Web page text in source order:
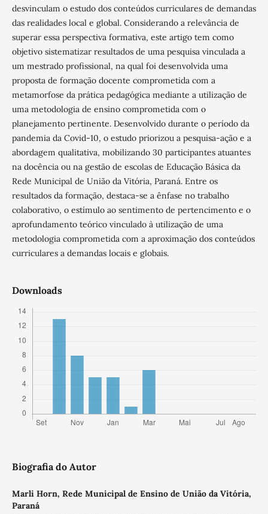
desvinculam o estudo dos conteúdos curriculares de demandas
das realidades local e global. Considerando a relevância de
superar essa perspectiva formativa, este artigo tem como
objetivo sistematizar resultados de uma pesquisa vinculada a
um mestrado profissional, na qual foi desenvolvida uma
proposta de formação docente comprometida com a
metamorfose da prática pedagógica mediante a utilização de
uma metodologia de ensino comprometida com o
planejamento pertinente. Desenvolvido durante o período da
pandemia da Covid-10, o estudo priorizou a pesquisa-ação e a
abordagem qualitativa, mobilizando 30 participantes atuantes
na docência ou na gestão de escolas de Educação Básica da
Rede Municipal de União da Vitória, Paraná. Entre os
resultados da formação, destaca-se a ênfase no trabalho
colaborativo, o estímulo ao sentimento de pertencimento e o
aprofundamento teórico vinculado à utilização de uma
metodologia comprometida com a aproximação dos conteúdos
curriculares a demandas locais e globais.
Downloads
Biografia do Autor
Marli Horn, Rede Municipal de Ensino de União da Vitória,
Paraná